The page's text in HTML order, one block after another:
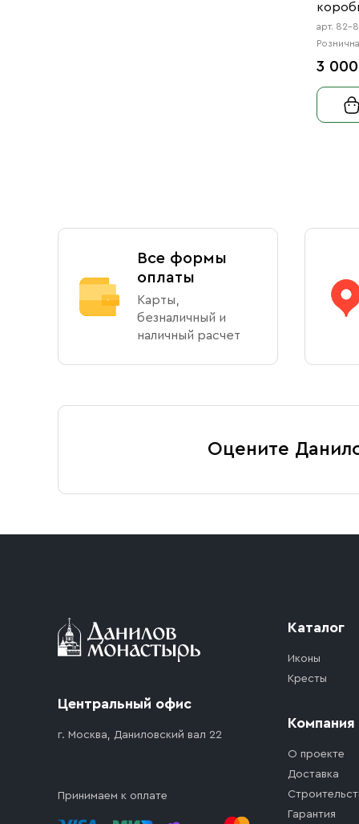
арт. 82-
3
Все формы
оплаты
Карты,
безналичный и
наличный расчет
Оцените
Центральный офис
г. Москва, Даниловский вал 22
Принимаем к оплате
Каталог
Иконы
Кресты
Компания
О проекте
Доставка
Гарантия